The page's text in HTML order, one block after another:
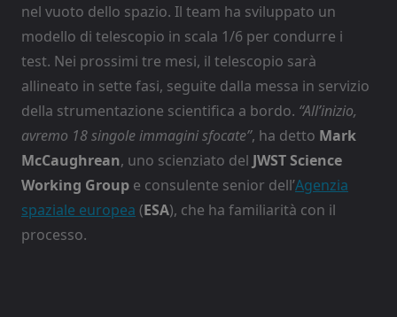
nel vuoto dello spazio. Il team ha sviluppato un
modello di telescopio in scala 1/6 per condurre i
test. Nei prossimi tre mesi, il telescopio sarà
allineato in sette fasi, seguite dalla messa in servizio
della strumentazione scientifica a bordo. “All’inizio,
avremo 18 singole immagini sfocate”, ha detto Mark
McCaughrean, uno scienziato del JWST Science
Working Group e consulente senior dell’Agenzia
spaziale europea (ESA), che ha familiarità con il
processo.